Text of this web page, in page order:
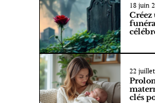
18 juin
Créez
22
clés